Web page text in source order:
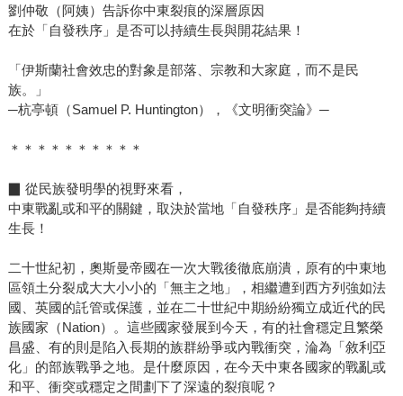
劉仲敬（阿姨）告訴你中東裂痕的深層原因
在於「自發秩序」是否可以持續生長與開花結果！
「伊斯蘭社會效忠的對象是部落、宗教和大家庭，而不是民
族。」
─杭亭頓（Samuel P. Huntington），《文明衝突論》─
＊＊＊＊＊＊＊＊＊＊
▉ 從民族發明學的視野來看，
中東戰亂或和平的關鍵，取決於當地「自發秩序」是否能夠持續
生長！
二十世紀初，奧斯曼帝國在一次大戰後徹底崩潰，原有的中東地
區領土分裂成大大小小的「無主之地」，相繼遭到西方列強如法
國、英國的託管或保護，並在二十世紀中期紛紛獨立成近代的民
族國家（Nation）。這些國家發展到今天，有的社會穩定且繁榮
昌盛、有的則是陷入長期的族群紛爭或內戰衝突，淪為「敘利亞
化」的部族戰爭之地。是什麼原因，在今天中東各國家的戰亂或
和平、衝突或穩定之間劃下了深遠的裂痕呢？